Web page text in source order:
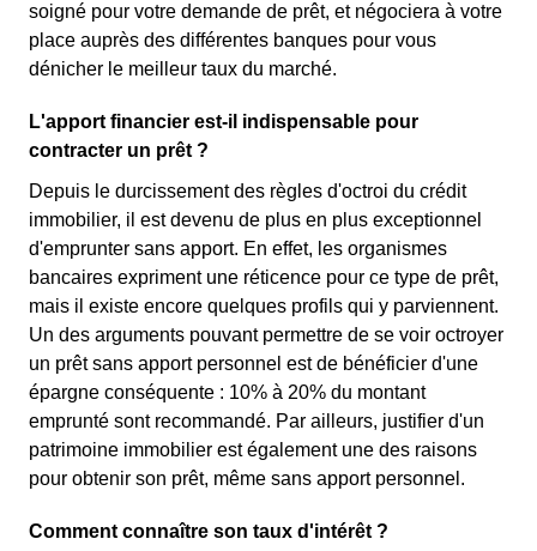
soigné pour votre demande de prêt, et négociera à votre
place auprès des différentes banques pour vous
dénicher le meilleur taux du marché.
L'apport financier est-il indispensable pour
contracter un prêt ?
Depuis le durcissement des règles d'octroi du crédit
immobilier, il est devenu de plus en plus exceptionnel
d'emprunter sans apport. En effet, les organismes
bancaires expriment une réticence pour ce type de prêt,
mais il existe encore quelques profils qui y parviennent.
Un des arguments pouvant permettre de se voir octroyer
un prêt sans apport personnel est de bénéficier d'une
épargne conséquente : 10% à 20% du montant
emprunté sont recommandé. Par ailleurs, justifier d'un
patrimoine immobilier est également une des raisons
pour obtenir son prêt, même sans apport personnel.
Comment connaître son taux d'intérêt ?